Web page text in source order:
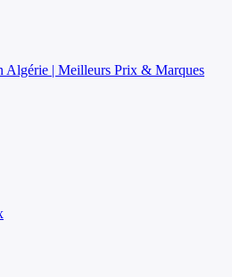
Algérie | Meilleurs Prix & Marques